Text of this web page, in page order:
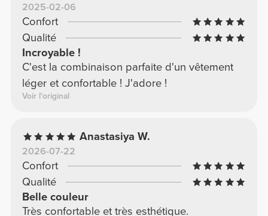
2025-02-06
Confort
Qualité
Incroyable !
C'est la combinaison parfaite d'un vêtement
léger et confortable ! J'adore !
Voir l'original
Anastasiya W.
2026-07-22
Confort
Qualité
Belle couleur
Très confortable et très esthétique.